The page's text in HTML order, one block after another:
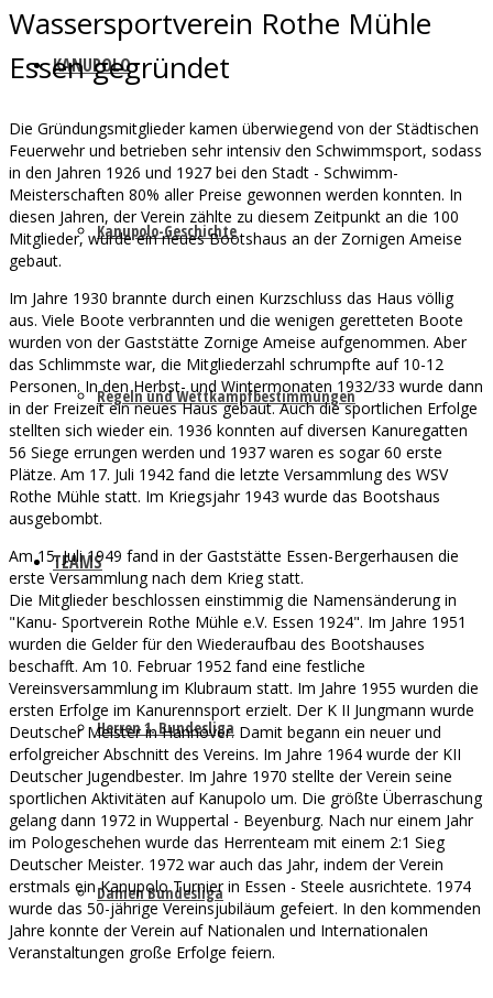
KANUPOLO
Kanupolo-Geschichte
Regeln und Wettkampfbestimmungen
TEAMS
Herren 1. Bundesliga
Damen Bundesliga
Wassersportverein Rothe Mühle
Essen gegründet
Die Gründungsmitglieder kamen überwiegend von der Städtischen
Feuerwehr und betrieben sehr intensiv den Schwimmsport, sodass
in den Jahren 1926 und 1927 bei den Stadt - Schwimm-
Meisterschaften 80% aller Preise gewonnen werden konnten. In
diesen Jahren, der Verein zählte zu diesem Zeitpunkt an die 100
Mitglieder, wurde ein neues Bootshaus an der Zornigen Ameise
gebaut.
Im Jahre 1930 brannte durch einen Kurzschluss das Haus völlig
aus. Viele Boote verbrannten und die wenigen geretteten Boote
wurden von der Gaststätte Zornige Ameise aufgenommen. Aber
das Schlimmste war, die Mitgliederzahl schrumpfte auf 10-12
Personen. In den Herbst- und Wintermonaten 1932/33 wurde dann
in der Freizeit ein neues Haus gebaut. Auch die sportlichen Erfolge
stellten sich wieder ein. 1936 konnten auf diversen Kanuregatten
56 Siege errungen werden und 1937 waren es sogar 60 erste
Plätze. Am 17. Juli 1942 fand die letzte Versammlung des WSV
Rothe Mühle statt. Im Kriegsjahr 1943 wurde das Bootshaus
ausgebombt.
Am 15. Juli 1949 fand in der Gaststätte Essen-Bergerhausen die
erste Versammlung nach dem Krieg statt.
Die Mitglieder beschlossen einstimmig die Namensänderung in
"Kanu- Sportverein Rothe Mühle e.V. Essen 1924". Im Jahre 1951
wurden die Gelder für den Wiederaufbau des Bootshauses
beschafft. Am 10. Februar 1952 fand eine festliche
Vereinsversammlung im Klubraum statt. Im Jahre 1955 wurden die
ersten Erfolge im Kanurennsport erzielt. Der K II Jungmann wurde
Deutscher Meister in Hannover. Damit begann ein neuer und
erfolgreicher Abschnitt des Vereins. Im Jahre 1964 wurde der KII
Deutscher Jugendbester. Im Jahre 1970 stellte der Verein seine
sportlichen Aktivitäten auf Kanupolo um. Die größte Überraschung
gelang dann 1972 in Wuppertal - Beyenburg. Nach nur einem Jahr
im Pologeschehen wurde das Herrenteam mit einem 2:1 Sieg
Deutscher Meister. 1972 war auch das Jahr, indem der Verein
erstmals ein Kanupolo Turnier in Essen - Steele ausrichtete. 1974
wurde das 50-jährige Vereinsjubiläum gefeiert. In den kommenden
Jahre konnte der Verein auf Nationalen und Internationalen
Veranstaltungen große Erfolge feiern.